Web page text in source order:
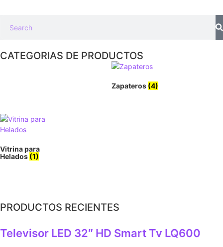
CATEGORIAS DE PRODUCTOS
Zapateros (4)
Vitrina para
Helados (1)
PRODUCTOS RECIENTES
Televisor LED 32″ HD Smart Tv LQ600